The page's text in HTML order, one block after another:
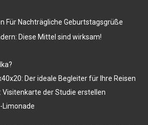
Für Nachträgliche Geburtstagsgrüße
Diese Mittel sind wirksam!
Der ideale Begleiter für Ihre Reisen
der Studie erstellen
Limonade